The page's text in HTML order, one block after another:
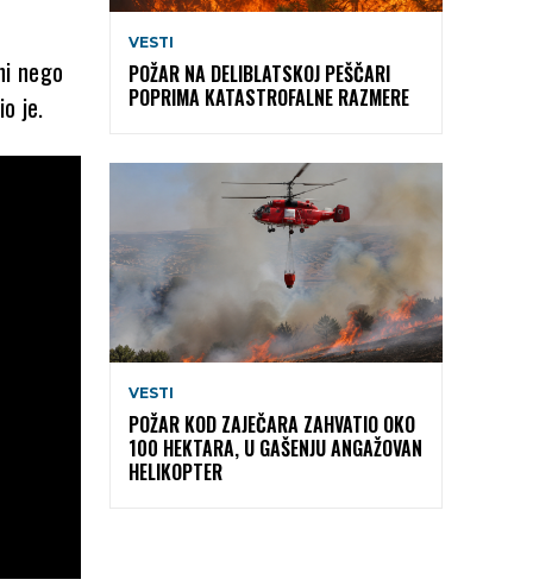
nego
je.
VESTI
POŽAR NA DELIBLATSKOJ PEŠČARI
POPRIMA KATASTROFALNE RAZMERE
VESTI
POŽAR KOD ZAJEČARA ZAHVATIO OKO
100 HEKTARA, U GAŠENJU ANGAŽOVAN
HELIKOPTER